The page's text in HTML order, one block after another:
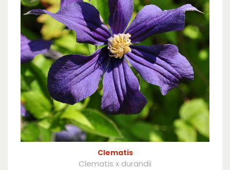
Clematis
Clematis x durandii